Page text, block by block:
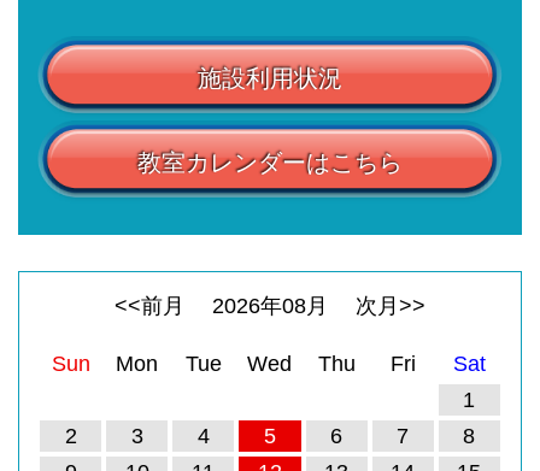
施設利用状況
教室カレンダーはこちら
<<前月 2026年08 月 次月>>
Sun Mon Tue Wed Thu Fri
Sat
1
2
3 4 5 6 7
8